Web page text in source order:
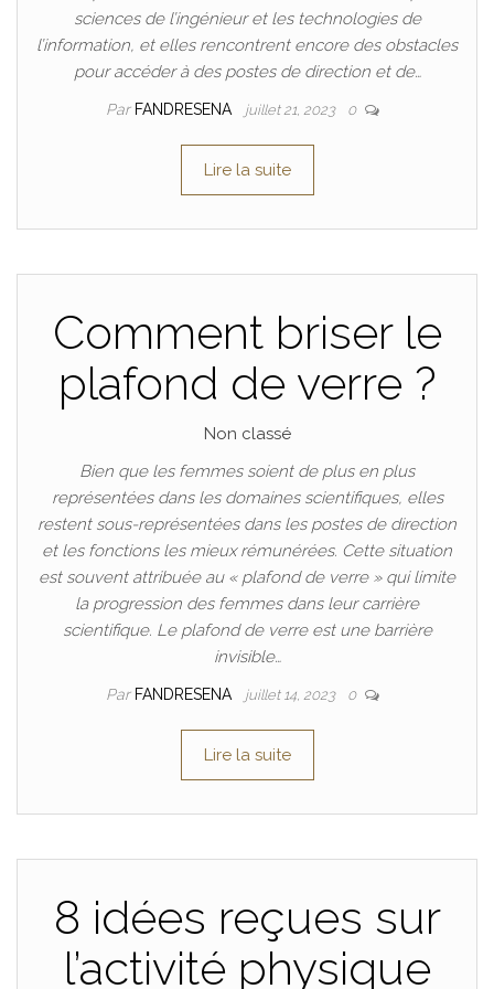
sciences de l’ingénieur et les technologies de
l’information, et elles rencontrent encore des obstacles
pour accéder à des postes de direction et de…
Par FANDRESENA juillet 21, 2023 0
Lire la suite
Comment briser le
plafond de verre ?
Non classé
Bien que les femmes soient de plus en plus
représentées dans les domaines scientifiques, elles
restent sous-représentées dans les postes de direction
et les fonctions les mieux rémunérées. Cette situation
est souvent attribuée au « plafond de verre » qui limite
la progression des femmes dans leur carrière
scientifique. Le plafond de verre est une barrière
invisible…
Par FANDRESENA juillet 14, 2023 0
Lire la suite
8 idées reçues sur
l’activité physique